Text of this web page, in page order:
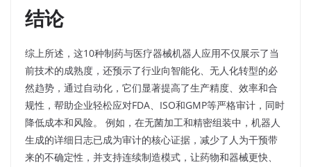
结论
综上所述，这10种制药与医疗器械机器人应用不仅展示了当
前技术的成熟度，还预示了行业向智能化、无人化转型的必
然趋势，通过自动化，它们显著提高了生产精度、效率和合
规性，帮助企业轻松应对FDA、ISO和GMP等严格审计，同时
降低成本和风险。 例如，在无菌加工和精密组装中，机器人
生成的详细日志已成为审计的核心证据，减少了人为干预带
来的不确定性，并支持连续制造模式，让药物和器械更快、